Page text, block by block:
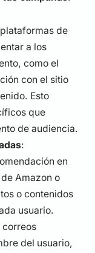
de
a los
como el
con el sitio
Esto
que
de audiencia.
:
en
Amazon o
o contenidos
usuario.
correos
del usuario,